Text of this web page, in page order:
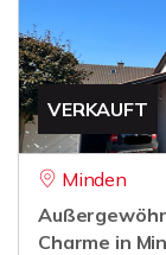
VERKAUFT
Minden
Charme in